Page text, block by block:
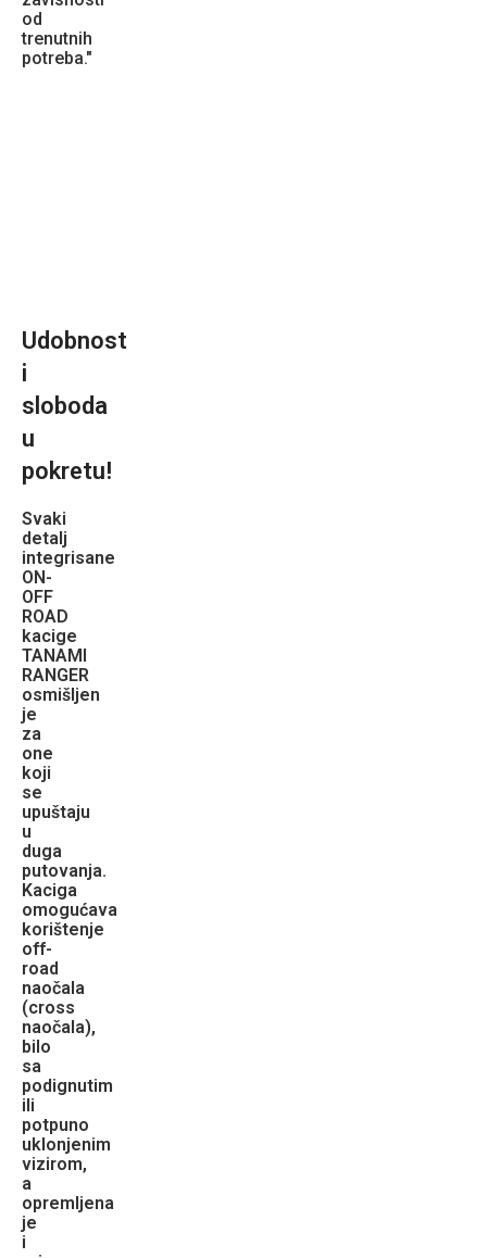
od
trenutnih
potreba."
Udobnost
i
sloboda
u
pokretu!
Svaki
detalj
integrisane
ON-
OFF
ROAD
kacige
TANAMI
RANGER
osmišljen
je
za
one
koji
se
upuštaju
u
duga
putovanja.
Kaciga
omogućava
korištenje
off-
road
naočala
(cross
naočala),
bilo
sa
podignutim
ili
potpuno
uklonjenim
vizirom,
a
opremljena
je
i